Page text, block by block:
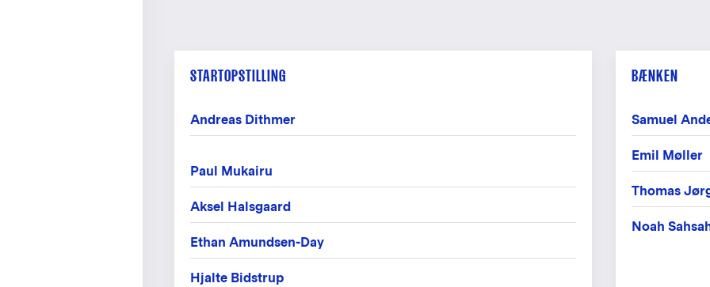
STARTOPSTILLING
Andreas Dithmer
Paul Mukairu
Aksel Halsgaard
Ethan Amundsen-Day
Hjalte Bidstrup
BÆNKEN
Samuel
Emil Møller
Thomas
Noah